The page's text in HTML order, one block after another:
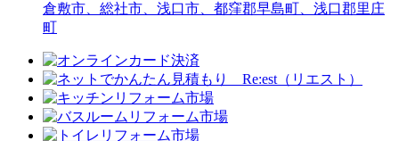
倉敷市、総社市、浅口市、都窪郡早島町、浅口郡里庄
町